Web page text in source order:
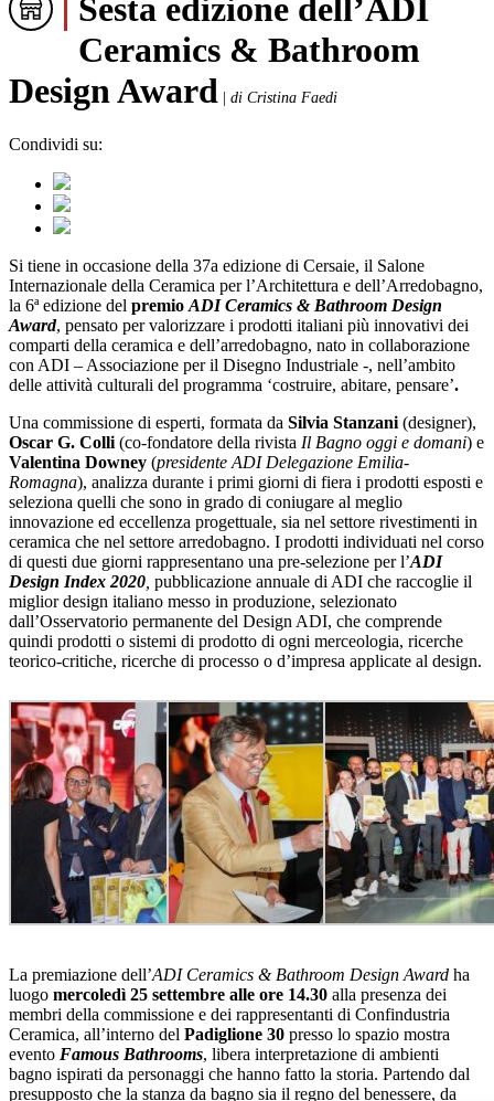
Sesta edizione dell’ADI
Ceramics & Bathroom
Design Award
di Cristina Faedi
Condividi su:
Si tiene in occasione della 37a edizione di Cersaie, il Salone
Internazionale della Ceramica per l’Architettura e dell’Arredobagno,
la 6ª edizione del premio ADI Ceramics & Bathroom Design
Award, pensato per valorizzare i prodotti italiani più innovativi dei
comparti della ceramica e dell’arredobagno, nato in collaborazione
con ADI – Associazione per il Disegno Industriale -, nell’ambito
delle attività culturali del programma ‘costruire, abitare, pensare’.
Una commissione di esperti, formata da Silvia Stanzani (designer),
Oscar G. Colli (co-fondatore della rivista Il Bagno oggi e domani) e
Valentina Downey (presidente ADI Delegazione Emilia-
Romagna), analizza durante i primi giorni di fiera i prodotti esposti e
seleziona quelli che sono in grado di coniugare al meglio
innovazione ed eccellenza progettuale, sia nel settore rivestimenti in
ceramica che nel settore arredobagno. I prodotti individuati nel corso
di questi due giorni rappresentano una pre-selezione per l’ADI
Design Index 2020 pubblicazione annuale di ADI che raccoglie il
miglior design italiano messo in produzione, selezionato
dall’Osservatorio permanente del Design ADI, che comprende
quindi prodotti o sistemi di prodotto di ogni merceologia, ricerche
teorico-critiche, ricerche di processo o d’impresa applicate al design.
La premiazione dell’ADI Ceramics & Bathroom Design Award ha
luogo mercoledì 25 settembre alle ore 14.30 alla presenza dei
membri della commissione e dei rappresentanti di Confindustria
Ceramica, all’interno del Padiglione 30 presso lo spazio mostra
evento Famous Bathrooms, libera interpretazione di ambienti
bagno ispirati da personaggi che hanno fatto la storia. Partendo dal
presupposto che la stanza da bagno sia il regno del benessere, da